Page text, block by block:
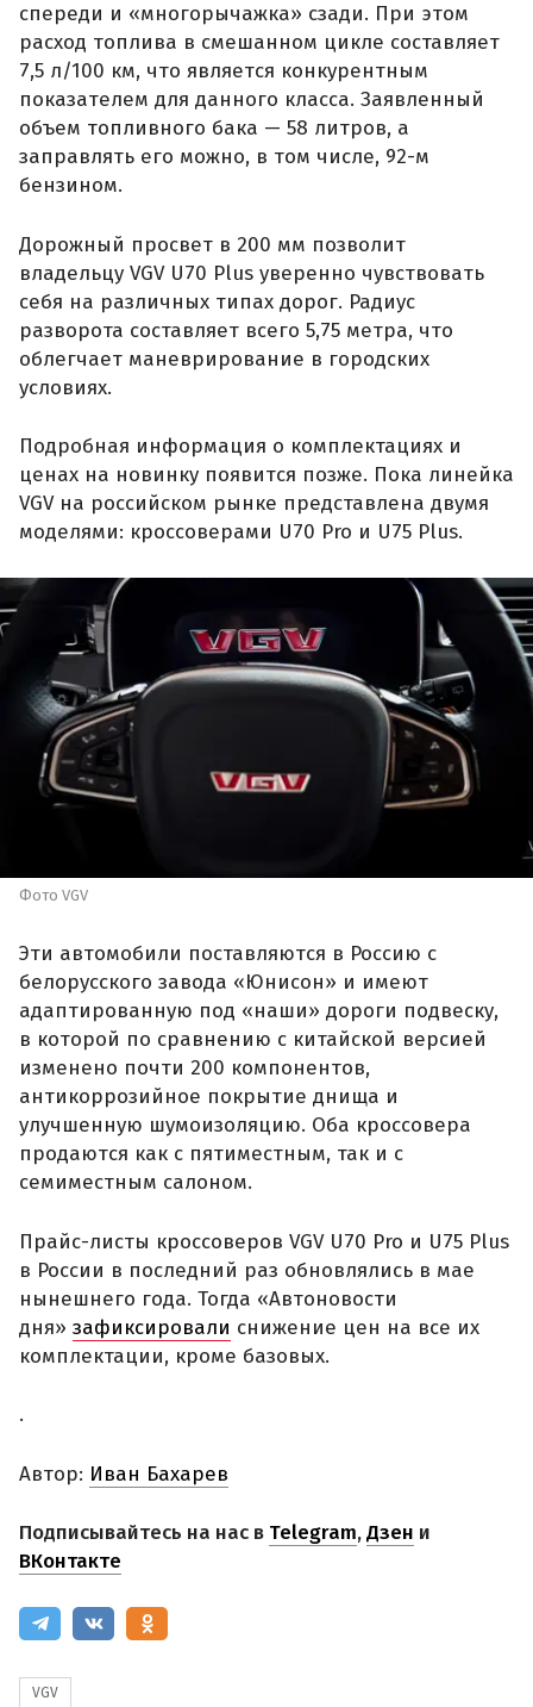
спереди и «многорычажка» сзади. При этом
расход топлива в смешанном цикле составляет
7,5 л/100 км, что является конкурентным
показателем для данного класса. Заявленный
объем топливного бака — 58 литров, а
заправлять его можно, в том числе, 92-м
бензином.
Дорожный просвет в 200 мм позволит
владельцу VGV U70 Plus уверенно чувствовать
себя на различных типах дорог. Радиус
разворота составляет всего 5,75 метра, что
облегчает маневрирование в городских
условиях.
Подробная информация о комплектациях и
ценах на новинку появится позже. Пока линейка
VGV на российском рынке представлена двумя
моделями: кроссоверами U70 Pro и U75 Plus.
Фото VGV
Эти автомобили поставляются в Россию с
белорусского завода «Юнисон» и имеют
адаптированную под «наши» дороги подвеску,
в которой по сравнению с китайской версией
изменено почти 200 компонентов,
антикоррозийное покрытие днища и
улучшенную шумоизоляцию. Оба кроссовера
продаются как с пятиместным, так и с
семиместным салоном.
Прайс-листы кроссоверов VGV U70 Pro и U75 Plus
в России в последний раз обновлялись в мае
нынешнего года. Тогда «Автоновости
дня» зафиксировали снижение цен на все их
комплектации, кроме базовых.
.
Автор: Иван Бахарев
Подписывайтесь на нас в Telegram,Дзен и
ВКонтакте
VGV